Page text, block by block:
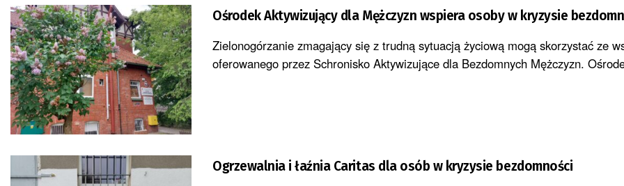
Ośrodek Aktywizujący dla Mężczyzn wspiera osoby w kryzysie
Zielonogórzanie zmagający się z trudną sytuacją życiową mogą skorzystać ze
oferowanego przez Schronisko Aktywizujące dla Bezdomnych Mężczyzn.
Ogrzewalnia i łaźnia Caritas dla osób w kryzysie bezdomności